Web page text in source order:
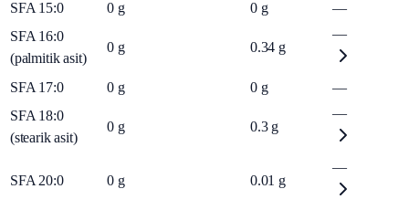
SFA 15:0 0 g 0 g
—
SFA 16:0
(palmitik asit)
0 g 0.34 g
—
SFA 17:0 0 g 0 g
—
SFA 18:0
(stearik asit)
0 g 0.3 g
—
SFA 20:0 0 g 0.01 g
—